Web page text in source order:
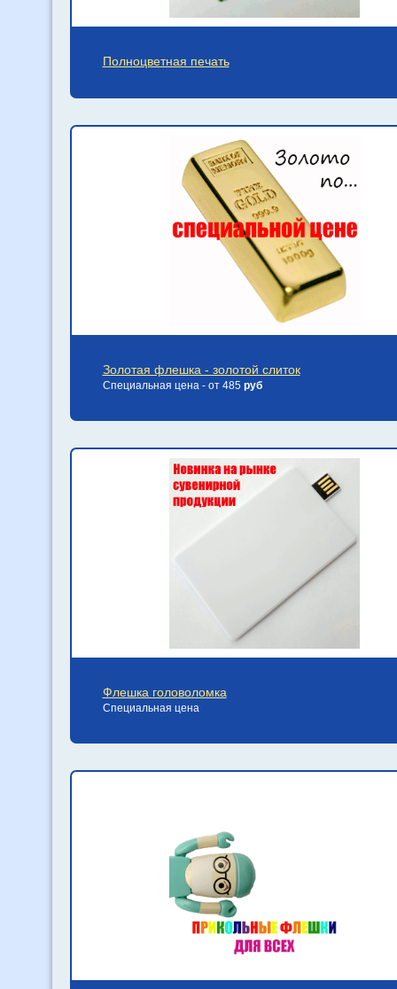
Полноцветная печать
Золотая флешка - золотой слиток
Специальная цена - от 485 руб
Флешка головоломка
Специальная цена